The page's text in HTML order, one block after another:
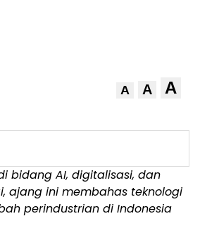
A A A
bidang AI, digitalisasi, dan
ajang ini membahas teknologi
perindustrian di Indonesia